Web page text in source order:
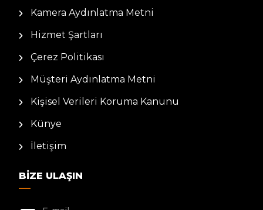
Kamera Aydınlatma Metni
Hizmet Şartları
Çerez Politikası
Müşteri Aydınlatma Metni
Kişisel Verileri Koruma Kanunu
Künye
İletişim
BIZE ULAŞIN